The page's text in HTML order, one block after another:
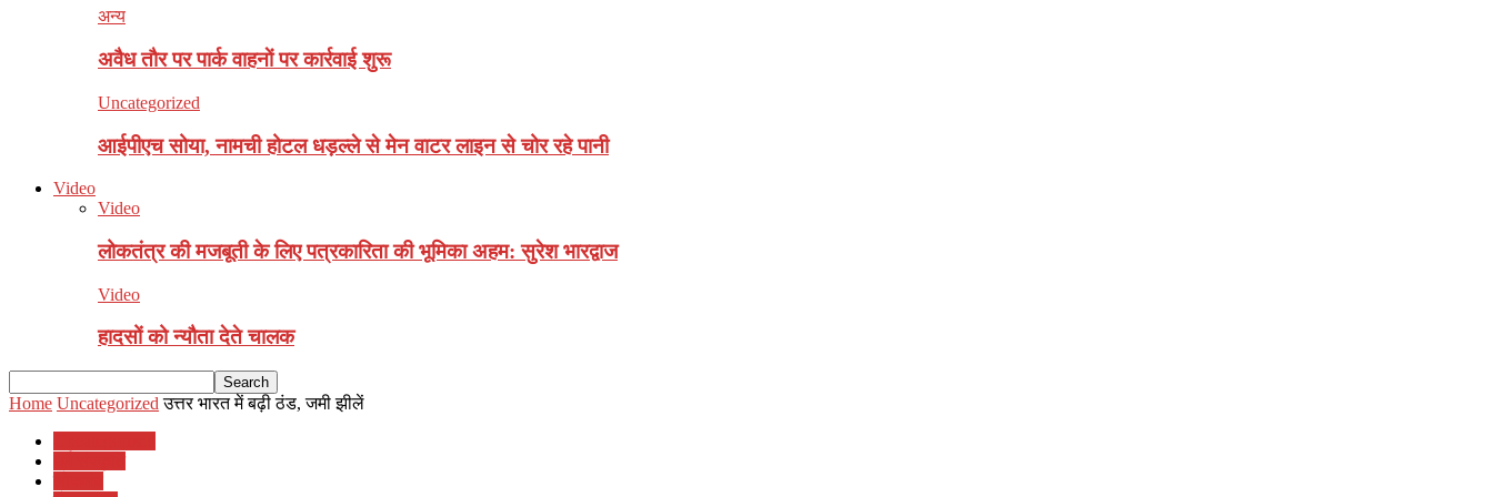
अन्य
अवैध ताैर पर पार्क वाहनाें पर कार्रवाई शुरू
Uncategorized
आईपीएच सोया, नामची होटल धड़ल्ले से मेन वाटर लाइन से चोर रहे पानी
Video
Video
लोकतंत्र की मजबूती के लिए पत्रकारिता की भूमिका अहम: सुरेश भारद्वाज
Video
हादसों को न्यौता देते चालक
Home Uncategorized उत्तर भारत में बढ़ी ठंड, जमी झीलें